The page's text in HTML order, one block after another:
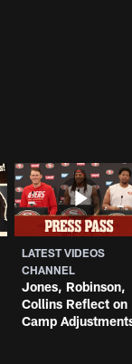
LATEST VIDEOS
CHANNEL
Jones, Robinson,
Collins Reflect on
Camp